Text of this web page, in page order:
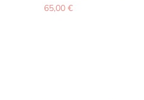
65,00 €